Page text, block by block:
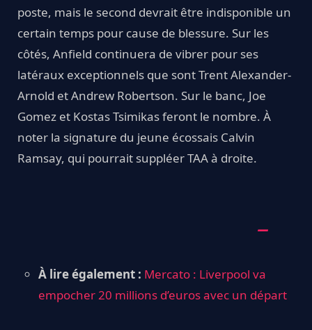
poste, mais le second devrait être indisponible un
certain temps pour cause de blessure. Sur les
côtés, Anfield continuera de vibrer pour ses
latéraux exceptionnels que sont Trent Alexander-
Arnold et Andrew Robertson. Sur le banc, Joe
Gomez et Kostas Tsimikas feront le nombre. À
noter la signature du jeune écossais Calvin
Ramsay, qui pourrait suppléer TAA à droite.
À lire également : Mercato : Liverpool va
empocher 20 millions d’euros avec un départ